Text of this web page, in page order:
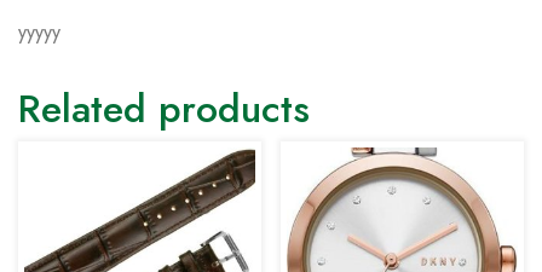
yyyyy
Related products